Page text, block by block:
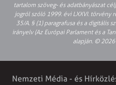
tartalom szöveg- és adatbányászat
jogról szóló 1999. évi LXXVI.
35/A. § (1) paragrafusa és a digitális
irányelv (Az Európai Parlament és a
alapján. © 2026
Nemzeti Média - és